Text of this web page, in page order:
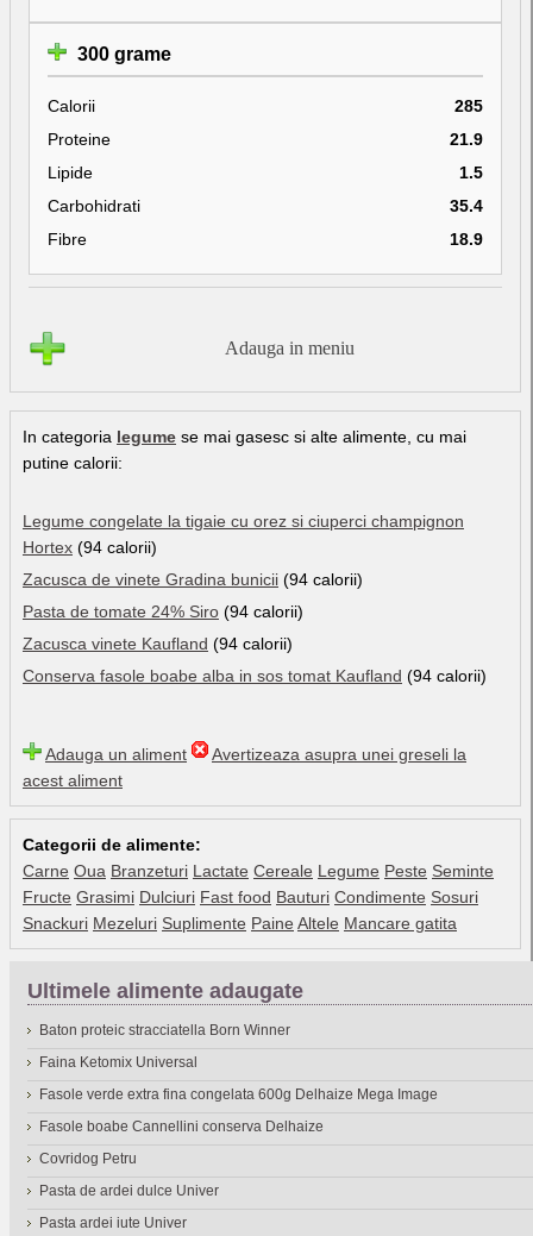
300 grame
Calorii
285
Proteine
21.9
Lipide
1.5
Carbohidrati
35.4
Fibre
18.9
Adauga in meniu
In categoria legume se mai gasesc si alte alimente, cu mai
putine calorii:
Legume congelate la tigaie cu orez si ciuperci champignon
Hortex (94 calorii)
Zacusca de vinete Gradina bunicii (94 calorii)
Pasta de tomate 24% Siro (94 calorii)
Zacusca vinete Kaufland (94 calorii)
Conserva fasole boabe alba in sos tomat Kaufland (94 calorii)
Adauga un aliment
Avertizeaza asupra unei greseli la
acest aliment
Categorii de alimente:
Carne Oua Branzeturi Lactate Cereale Legume Peste Seminte
Fructe Grasimi Dulciuri Fast food Bauturi Condimente Sosuri
Snackuri Mezeluri Suplimente Paine Altele Mancare gatita
Ultimele alimente adaugate
Baton proteic stracciatella Born Winner
Faina Ketomix Universal
Fasole verde extra fina congelata 600g Delhaize Mega Image
Fasole boabe Cannellini conserva Delhaize
Covridog Petru
Pasta de ardei dulce Univer
Pasta ardei iute Univer